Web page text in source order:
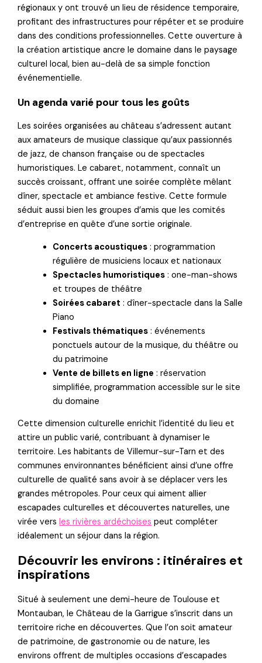
régionaux y ont trouvé un lieu de résidence temporaire,
profitant des infrastructures pour répéter et se produire
dans des conditions professionnelles. Cette ouverture à
la création artistique ancre le domaine dans le paysage
culturel local, bien au-delà de sa simple fonction
événementielle.
Un agenda varié pour tous les goûts
Les soirées organisées au château s’adressent autant
aux amateurs de musique classique qu’aux passionnés
de jazz, de chanson française ou de spectacles
humoristiques. Le cabaret, notamment, connaît un
succès croissant, offrant une soirée complète mêlant
dîner, spectacle et ambiance festive. Cette formule
séduit aussi bien les groupes d’amis que les comités
d’entreprise en quête d’une sortie originale.
Concerts acoustiques : programmation
régulière de musiciens locaux et nationaux
Spectacles humoristiques : one-man-shows
et troupes de théâtre
Soirées cabaret : dîner-spectacle dans la Salle
Piano
Festivals thématiques : événements
ponctuels autour de la musique, du théâtre ou
du patrimoine
Vente de billets en ligne : réservation
simplifiée, programmation accessible sur le site
du domaine
Cette dimension culturelle enrichit l’identité du lieu et
attire un public varié, contribuant à dynamiser le
territoire. Les habitants de Villemur-sur-Tarn et des
communes environnantes bénéficient ainsi d’une offre
culturelle de qualité sans avoir à se déplacer vers les
grandes métropoles. Pour ceux qui aiment allier
escapades culturelles et découvertes naturelles, une
virée versles rivières ardéchoises peut compléter
idéalement un séjour dans la région.
Découvrir les environs : itinéraires et
inspirations
Situé à seulement une demi-heure de Toulouse et
Montauban, le Château de la Garrigue s’inscrit dans un
territoire riche en découvertes. Que l’on soit amateur
de patrimoine, de gastronomie ou de nature, les
environs offrent de multiples occasions d’escapades